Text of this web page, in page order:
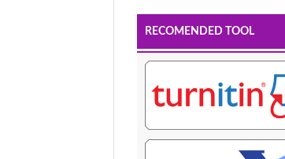
RECOMENDED TOOL